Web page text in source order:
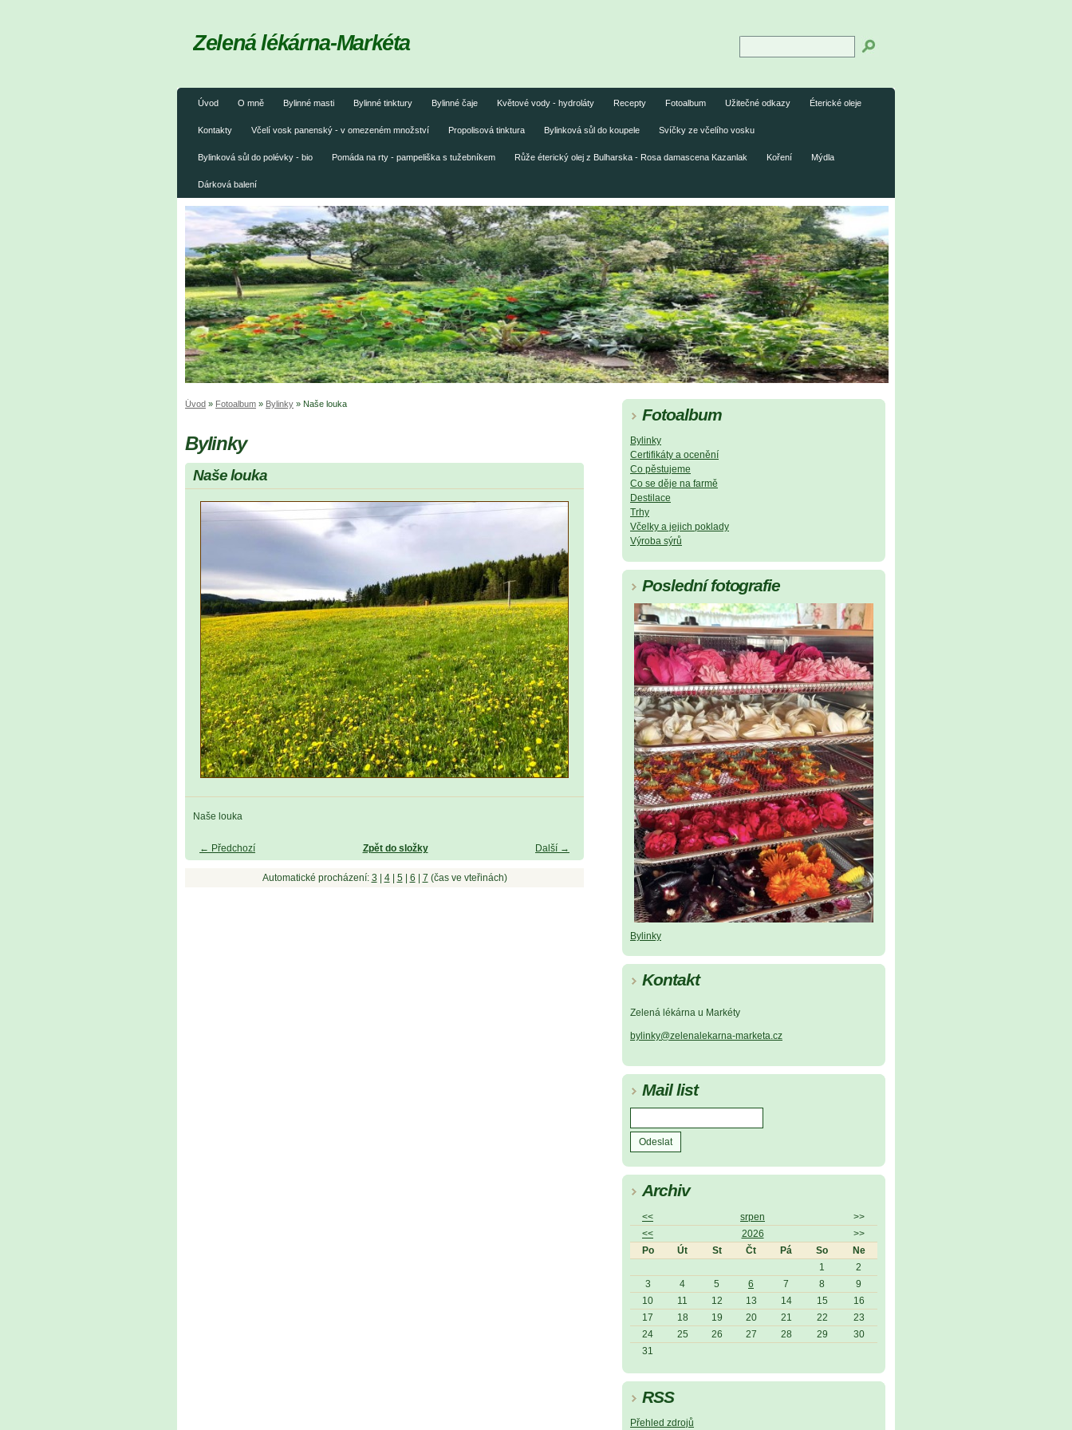
Úvod O mně Bylinné masti Bylinné tinktury Bylinné čaje Květové vody - hydroláty Recepty Fotoalbum Užitečné odkazy Éterické oleje
Kontakty Včelí vosk panenský - v omezeném množství Propolisová tinktura Bylinková sůl do koupele Svíčky ze včelího vosku
Bylinková sůl do polévky - bio Pomáda na rty - pampeliška s tužebníkem Růže éterický olej z Bulharska - Rosa damascena Kazanlak Koření Mýdla
Dárková balení
Zelená lékárna-Markéta
Úvod » Fotoalbum » Bylinky » Naše louka
Bylinky
Naše louka
Naše louka
← Předchozí Další →
Zpět do složky
Automatické procházení: 3 4| 5| 6 7 (čas ve vteřinách)
Fotoalbum
Bylinky
Certifikáty a ocenění
Co pěstujeme
Co se děje na farmě
Destilace
Trhy
Včelky a jejich poklady
Výroba sýrů
Poslední fotografie
Bylinky
Kontakt
Zelená lékárna u Markéty
bylinky@zelenalekarna-marketa.cz
Mail list
Archiv
<< srpen
>>
<<
2026
>>
Po
Út St Čt Pá So
Ne
1
2
3
4 5 6 7 8
9
10
11 12 13 14 15
16
17
18 19 20 21 22
23
24
25 26 27 28 29
30
31
RSS
Přehled zdrojů